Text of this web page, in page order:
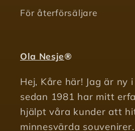
För återförsäljare
Ola Nesje®
Hej, Kåre här! Jag är ny
sedan 1981 har mitt
hjälpt våra kunder att
minnesvärda